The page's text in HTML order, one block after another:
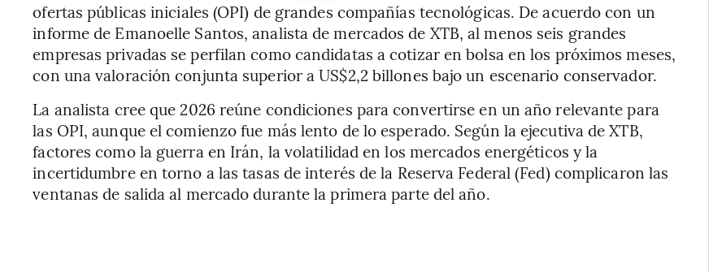
ofertas públicas iniciales (OPI) de grandes compañías tecnológicas. De acuerdo con un
informe de Emanoelle Santos, analista de mercados de XTB, al menos seis grandes
empresas privadas se perfilan como candidatas a cotizar en bolsa en los próximos meses,
con una valoración conjunta superior a US$2,2 billones bajo un escenario conservador.
La analista cree que 2026 reúne condiciones para convertirse en un año relevante para
las OPI, aunque el comienzo fue más lento de lo esperado. Según la ejecutiva de XTB,
factores como la guerra en Irán, la volatilidad en los mercados energéticos y la
incertidumbre en torno a las tasas de interés de la Reserva Federal (Fed) complicaron las
ventanas de salida al mercado durante la primera parte del año.